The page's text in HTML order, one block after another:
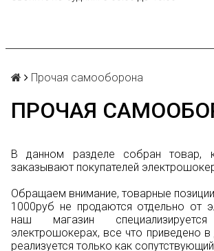
Прочая самооборона
ПРОЧАЯ
В данном разделе собран товар,
заказывают покупателей
Обращаем внимание, товарные
1000руб не продаются отдельно от
наш магазин
электрошокерах, все что приведено
реализуется только как